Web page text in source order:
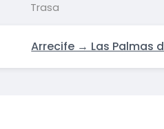
Trasa
Arrecife → Las Palmas